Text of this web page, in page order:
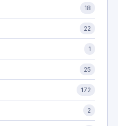
18
22
1
25
172
2